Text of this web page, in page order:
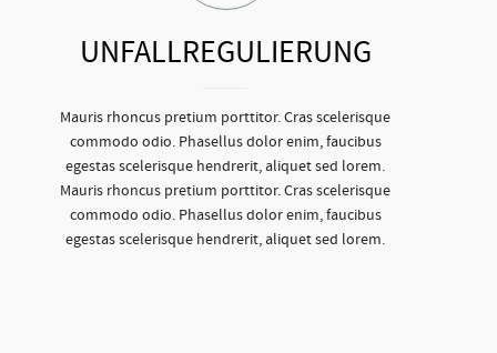
UNFALLREGULIERUNG
Mauris rhoncus pretium porttitor. Cras scelerisque
commodo odio. Phasellus dolor enim, faucibus
egestas scelerisque hendrerit, aliquet sed lorem.
Mauris rhoncus pretium porttitor. Cras scelerisque
commodo odio. Phasellus dolor enim, faucibus
egestas scelerisque hendrerit, aliquet sed lorem.